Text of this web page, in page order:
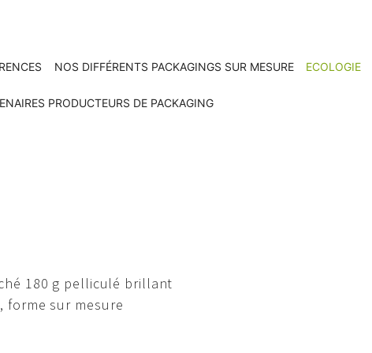
NOS DIFFÉRENTS PACKAGINGS SUR MESURE ECOLOGIE
PRODUCTEURS DE PACKAGING
180 g pelliculé brillant
forme sur mesure